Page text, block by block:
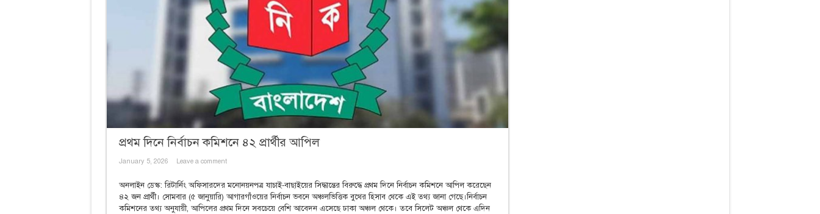
প্রথম দিনে নির্বাচন কমিশনে ৪২ প্রার্থীর আপিল
January 5, 2026 Leave a comment
অনলাইন ডেস্ক: রিটার্নিং অফিসারদের মনোনয়নপত্র যাচাই-বাছাইয়ের সিদ্ধান্তের বিরুদ্ধে প্রথম দিনে নির্বাচন কমিশনে আপিল করেছেন
৪২ জন প্রার্থী। সোমবার (৫ জানুয়ারি) আগারগাঁওয়ের নির্বাচন ভবনে অঞ্চলভিত্তিক বুথের হিসাব থেকে এই তথ্য জানা গেছে।নির্বাচন
কমিশনের তথ্য অনুযায়ী, আপিলের প্রথম দিনে সবচেয়ে বেশি আবেদন এসেছে ঢাকা অঞ্চল থেকে। তবে সিলেট অঞ্চল থেকে এদিন